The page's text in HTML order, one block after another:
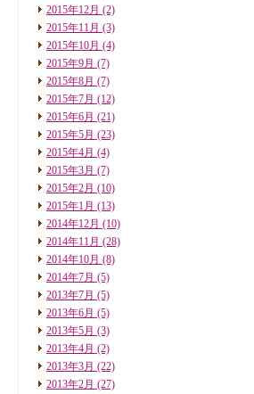
2015年12月 (2)
2015年11月 (3)
2015年10月 (4)
2015年9月 (7)
2015年8月 (7)
2015年7月 (12)
2015年6月 (21)
2015年5月 (23)
2015年4月 (4)
2015年3月 (7)
2015年2月 (10)
2015年1月 (13)
2014年12月 (10)
2014年11月 (28)
2014年10月 (8)
2014年7月 (5)
2013年7月 (5)
2013年6月 (5)
2013年5月 (3)
2013年4月 (2)
2013年3月 (22)
2013年2月 (27)